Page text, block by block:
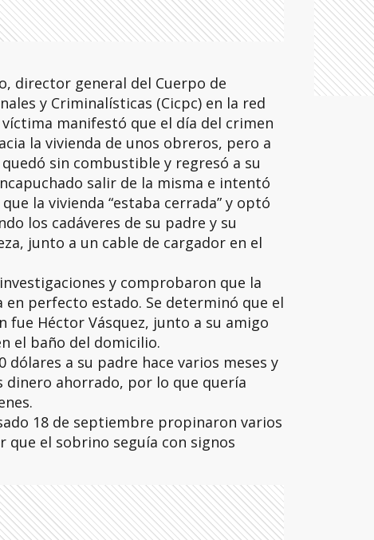
director general del Cuerpo de
y Criminalísticas (Cicpc) en la red
manifestó que el día del crimen
la vivienda de unos obreros, pero a
sin combustible y regresó a su
salir de la misma e intentó
la vivienda “estaba cerrada” y optó
los cadáveres de su padre y su
junto a un cable de cargador en el
y comprobaron que la
perfecto estado. Se determinó que el
Héctor Vásquez, junto a su amigo
el baño del domicilio.
a su padre hace varios meses y
dinero ahorrado, por lo que quería
18 de septiembre propinaron varios
el sobrino seguía con signos